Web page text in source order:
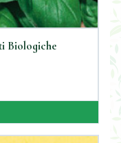
Biologiche